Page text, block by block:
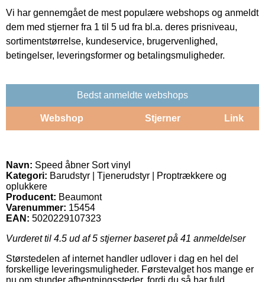
Vi har gennemgået de mest populære webshops og anmeldt
dem med stjerner fra 1 til 5 ud fra bl.a. deres prisniveau,
sortimentstørrelse, kundeservice, brugervenlighed,
betingelser, leveringsformer og betalingsmuligheder.
Bedst anmeldte webshops
Webshop Stjerner Link
Navn: Speed åbner Sort vinyl
Kategori: Barudstyr | Tjenerudstyr | Proptrækkere og
oplukkere
Producent: Beaumont
Varenummer: 15454
EAN: 5020229107323
Vurderet til 4.5 ud af 5 stjerner baseret på 41 anmeldelser
Størstedelen af internet handler udlover i dag en hel del
forskellige leveringsmuligheder. Førstevalget hos mange er
nu om stunder afhentningssteder, fordi du så har fuld